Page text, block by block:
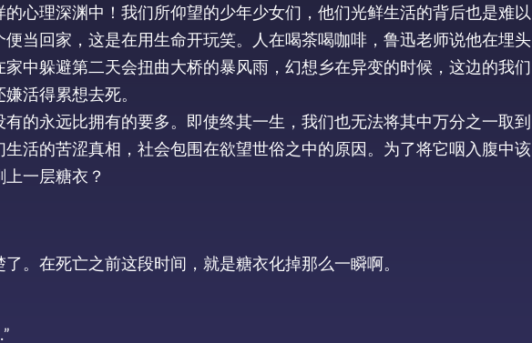
心理深渊中！我们所仰望的少年少女们，他们光鲜生活的背后也是难以
当回家，这是在用生命开玩笑。人在喝茶喝咖啡，鲁迅老师说他在埋头
中躲避第二天会扭曲大桥的暴风雨，幻想乡在异变的时候，这边的我们
活得累想去死。
的永远比拥有的要多。即使终其一生，我们也无法将其中万分之一取到
活的苦涩真相，社会包围在欲望世俗之中的原因。为了将它咽入腹中该
一层糖衣？
。在死亡之前这段时间，就是糖衣化掉那么一瞬啊。